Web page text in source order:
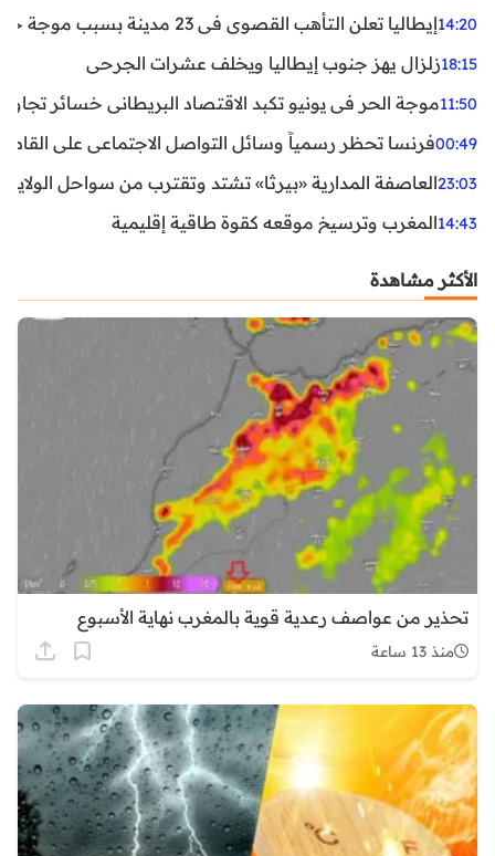
14:20إيطاليا تعلن التأهب القصوى في 23 مدينة بسبب موجة حر شديدة
18:15زلزال يهز جنوب إيطاليا ويخلف عشرات الجرحى
11:50موجة الحر في يونيو تكبد الاقتصاد البريطاني خسائر تجاوزت 1.5 مليار
00:49فرنسا تحظر رسمياً وسائل التواصل الاجتماعي على القاصرين
23:03العاصفة المدارية «بيرثا» تشتد وتقترب من سواحل
14:43المغرب وترسيخ موقعه كقوة طاقية إقليمية
الأكثر مشاهدة
تحذير من عواصف رعدية قوية بالمغرب نهاية الأسبوع
منذ 13 ساعة